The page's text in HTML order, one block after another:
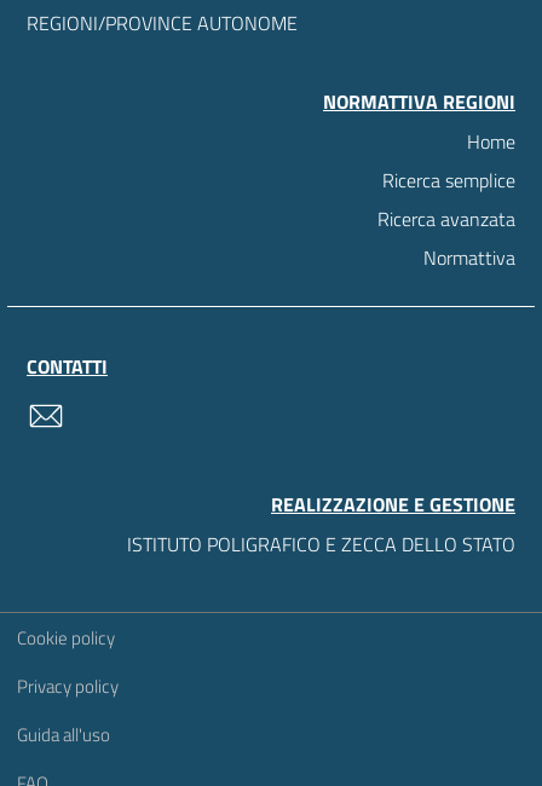
REGIONI/PROVINCE AUTONOME
NORMATTIVA REGIONI
Home
Ricerca semplice
Ricerca avanzata
Normattiva
CONTATTI
REALIZZAZIONE E GESTIONE
ISTITUTO POLIGRAFICO E ZECCA DELLO STATO
Sezione Link Utili
Cookie policy
Privacy policy
Guida all'uso